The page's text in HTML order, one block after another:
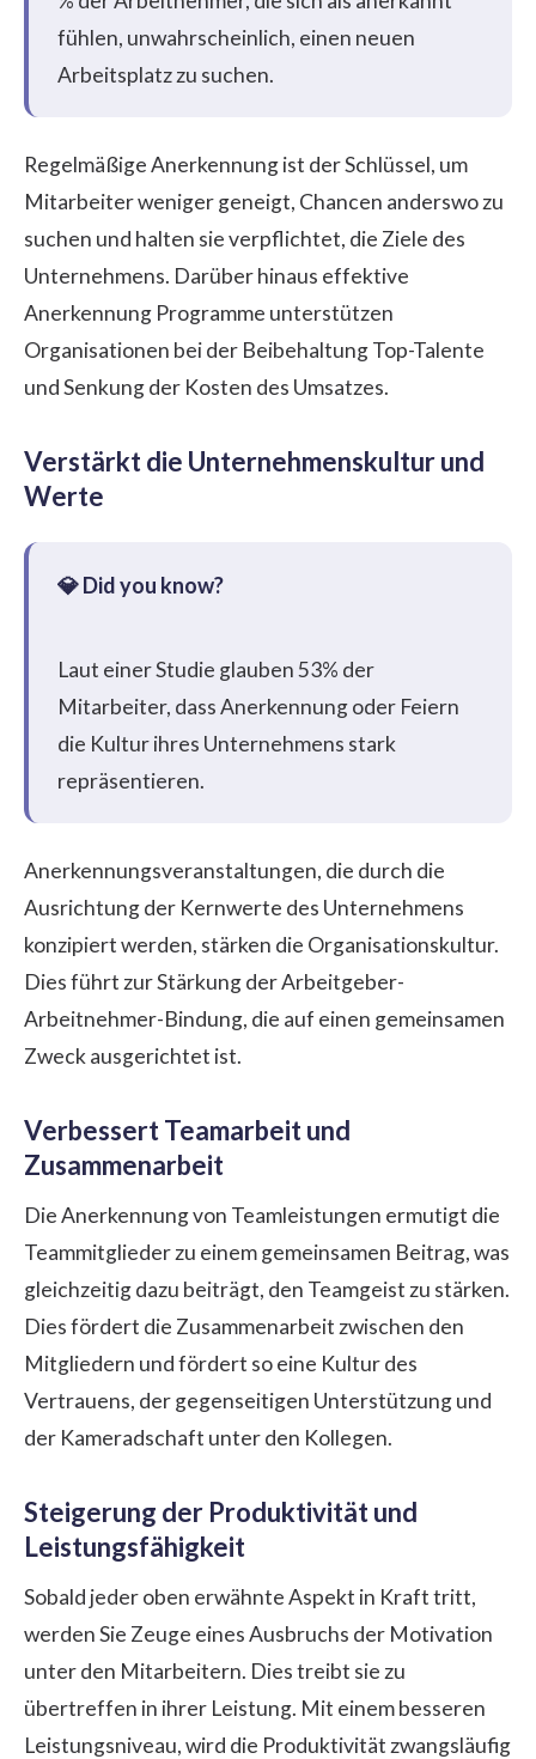
fühlen, unwahrscheinlich, einen neuen
Arbeitsplatz zu suchen.
Regelmäßige Anerkennung ist der Schlüssel, um
Mitarbeiter weniger geneigt, Chancen anderswo zu
suchen und halten sie verpflichtet, die Ziele des
Unternehmens. Darüber hinaus effektive
Anerkennung Programme unterstützen
Organisationen bei der Beibehaltung Top-Talente
und Senkung der Kosten des Umsatzes.
Verstärkt die Unternehmenskultur und
Werte
Laut einer Studie glauben53% der
Mitarbeiter, dass Anerkennung oder Feiern
die Kultur ihres Unternehmens stark
repräsentieren.
Anerkennungsveranstaltungen, die durch die
Ausrichtung der Kernwerte des Unternehmens
konzipiert werden, stärken die Organisationskultur.
Dies führt zur Stärkung der Arbeitgeber-
Arbeitnehmer-Bindung, die auf einen gemeinsamen
Zweck ausgerichtet ist.
Verbessert Teamarbeit und
Zusammenarbeit
Die Anerkennung von Teamleistungen ermutigt die
Teammitglieder zu einem gemeinsamen Beitrag, was
gleichzeitig dazu beiträgt, den Teamgeist zu stärken.
Dies fördert die Zusammenarbeit zwischen den
Mitgliedern und fördert so eine Kultur des
Vertrauens, der gegenseitigen Unterstützung und
der Kameradschaft unter den Kollegen.
Steigerung der Produktivität und
Leistungsfähigkeit
Sobald jeder oben erwähnte Aspekt in Kraft tritt,
werden Sie Zeuge eines Ausbruchs der Motivation
unter den Mitarbeitern. Dies treibt sie zu
übertreffen in ihrer Leistung. Mit einem besseren
Leistungsniveau, wird die Produktivität zwangsläufig